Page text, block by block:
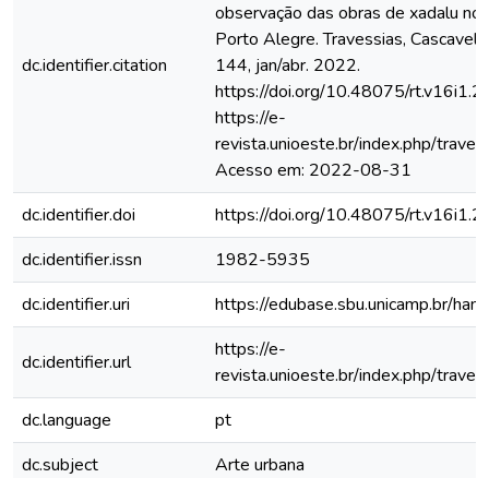
dc.identifier.citation
observação das obras de xadalu
Porto Alegre. Travessias,
144, jan/abr. 2022.
https://doi.org/10.48075/
https://e-
revista.unioeste.br/index.php/
Acesso em: 2022-08-31
dc.identifier.doi
https://doi.org/10.48075/
dc.identifier.issn
1982-5935
dc.identifier.uri
https://edubase.sbu.unicamp.br/
dc.identifier.url
https://e-
revista.unioeste.br/index.php/
dc.language
pt
dc.subject
Arte urbana